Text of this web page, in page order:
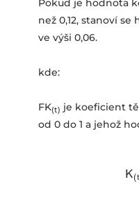
Pokud je hodnota
než 0,12, stanoví
ve výši 0,06.
kde:
FK(t) je koeficient
od 0 do 1 a jehož
K(t
K(t